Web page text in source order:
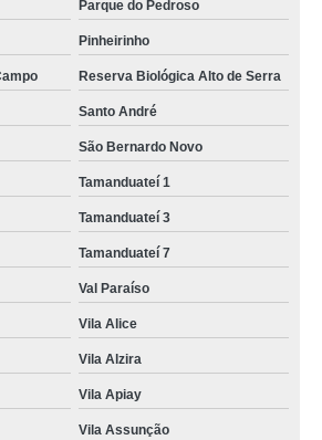
Parque do Pedroso
Pinheirinho
Reserva Biológica Alto de Serra
Santo André
São Bernardo Novo
Tamanduateí 1
Tamanduateí 3
Tamanduateí 7
Val Paraíso
Vila Alice
Vila Alzira
Vila Apiay
Vila Assunção